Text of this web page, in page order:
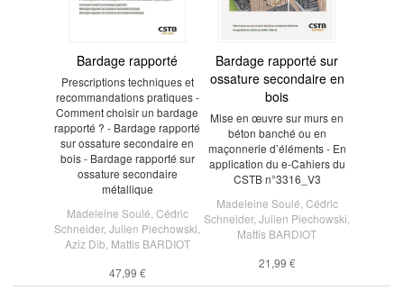
Bardage rapporté
Prescriptions techniques et
recommandations pratiques -
Comment choisir un bardage
rapporté ? - Bardage rapporté
sur ossature secondaire en
bois - Bardage rapporté sur
ossature secondaire
métallique
Madeleine Soulé Cédric
Schneider, Julien Piechowski
Aziz Dib Mattis BARDIOT
47,99 €
Bardage rapporté sur
ossature secondaire en
bois
Mise en œuvre sur murs en
béton banché ou en
maçonnerie d’éléments - En
application du e-Cahiers du
CSTB n°3316_V3
Madeleine Soulé Cédric
Schneider, Julien Piechowski
Mattis BARDIOT
21,99 €